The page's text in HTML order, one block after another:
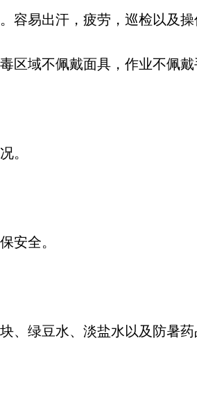
容易出汗，疲劳，巡检以及操
域不佩戴面具，作业不佩戴
。
安全。
、绿豆水、淡盐水以及防暑